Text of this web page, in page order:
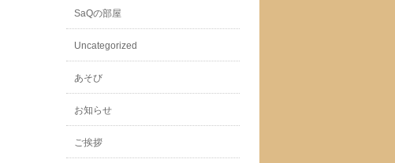
SaQの部屋
Uncategorized
あそび
お知らせ
ご挨拶